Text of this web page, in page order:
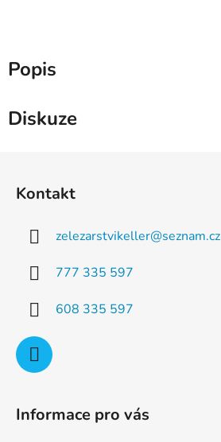
Popis
Diskuze
Kontakt
zelezarstvikeller@seznam.cz
777 335 597
608 335 597
Informace pro vás